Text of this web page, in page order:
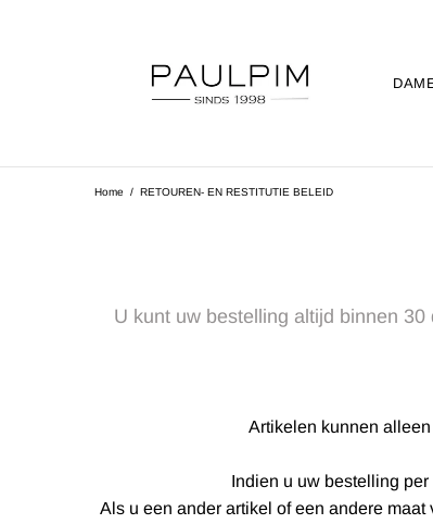
Home RETOUREN- EN RESTITUTIE BELEID
U kunt uw bestelling altijd binnen
Artikelen kunnen
Indien u uw bestelling
Als u een ander artikel of een andere